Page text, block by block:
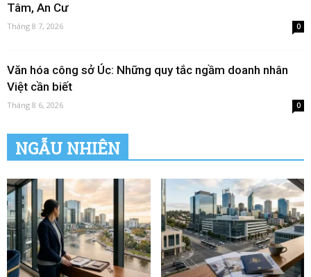
Tâm, An Cư
Tháng 8 7, 2026 0
Văn hóa công sở Úc: Những quy tắc ngầm doanh nhân
Việt cần biết
Tháng 8 6, 2026 0
NGẪU NHIÊN